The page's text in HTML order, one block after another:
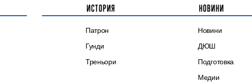
ИСТОРИЯ
Патрон
Гунди
Треньори
НОВИНИ
Новини
ДЮШ
Подготовка
Медии